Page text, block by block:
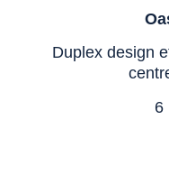
Duplex design
6